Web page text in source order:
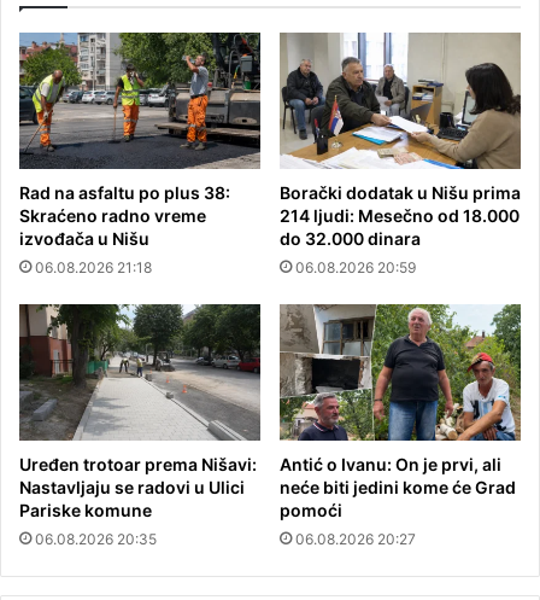
Rad na asfaltu po plus 38:
Skraćeno radno vreme
izvođača u Nišu
06.08.2026 21:18
Borački dodatak u Nišu prima
214 ljudi: Mesečno od 18.000
do 32.000 dinara
06.08.2026 20:59
Uređen trotoar prema Nišavi:
Nastavljaju se radovi u Ulici
Pariske komune
06.08.2026 20:35
Antić o Ivanu: On je prvi, ali
neće biti jedini kome će Grad
pomoći
06.08.2026 20:27